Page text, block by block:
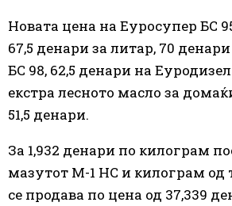
Новата цена на Еуросупер БС
67,5 денари за литар, 70
БС 98, 62,5 денари на
екстра лесното масло за
51,5 денари.
За 1,932 денари по килограм
мазутот М-1 HC и килограм од
се продава по цена од 37,339